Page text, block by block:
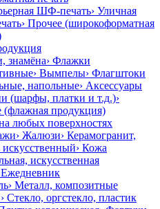
ШФ-печать› Уличная
› Прочее (широкоформатная
знамёна› Флажки
› Вымпелы› Флагштоки
напольные› Аксессуары
(шарфы, платки и т.д.)›
(флажная продукция)
любых поверхностях
› Жалюзи› Керамогранит,
искусственный› Кожа
искусственная
Ежедневник
› Металл, композитные
› Стекло, оргстекло, пластик